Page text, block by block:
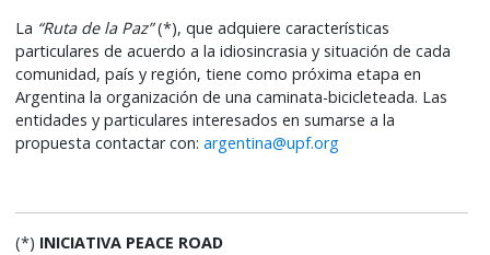
La “Ruta de la Paz”(*), que adquiere características
particulares de acuerdo a la idiosincrasia y situación de cada
comunidad, país y región, tiene como próxima etapa en
Argentina la organización de una caminata-bicicleteada. Las
entidades y particulares interesados en sumarse a la
propuesta contactar con:argentina@upf.org
(*) INICIATIVA PEACE ROAD